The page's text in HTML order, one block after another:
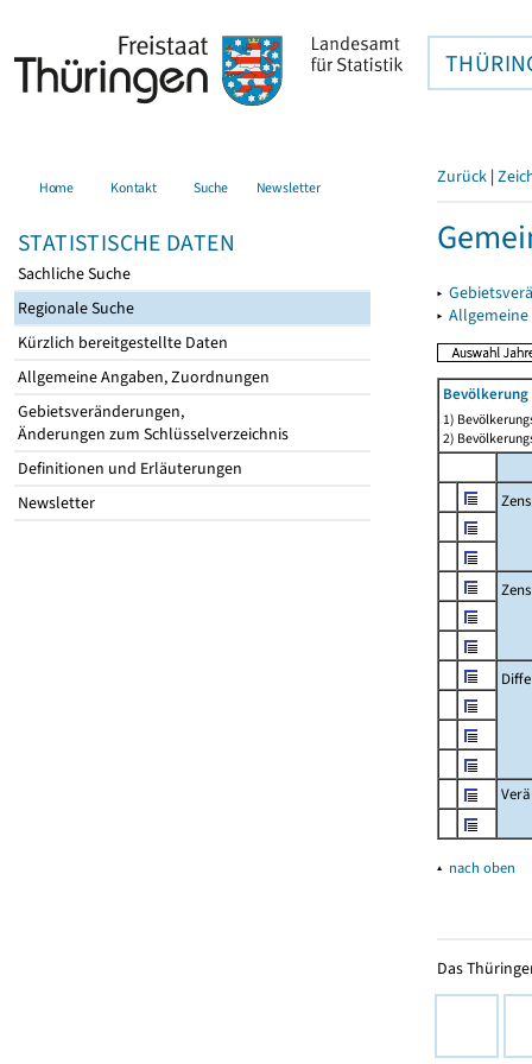
Home Kontakt Suche Newsletter
STATISTISCHE DATEN
Sachliche Suche
Regionale Suche
Kürzlich bereitgestellte Daten
Allgemeine Angaben, Zuordnungen
Gebietsveränderungen,
Änderungen zum Schlüsselverzeichnis
Definitionen und Erläuterungen
Newsletter
Zurück |
▸
▸
Bevölkerung
1)
2)
▴ nach oben
Das